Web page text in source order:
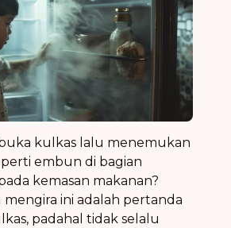
kulkas lalu menemukan
embun di bagian
kemasan makanan?
mengira ini adalah pertanda
padahal tidak selalu